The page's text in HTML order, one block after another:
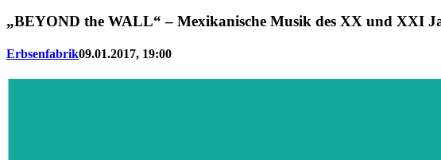
„BEYOND the WALL“ – Mexikanische Musik des XX und XXI
Erbsenfabrik09.01.2017, 19:00